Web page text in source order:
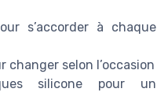
s’accorder à chaque
changer selon l’occasion
silicone pour un